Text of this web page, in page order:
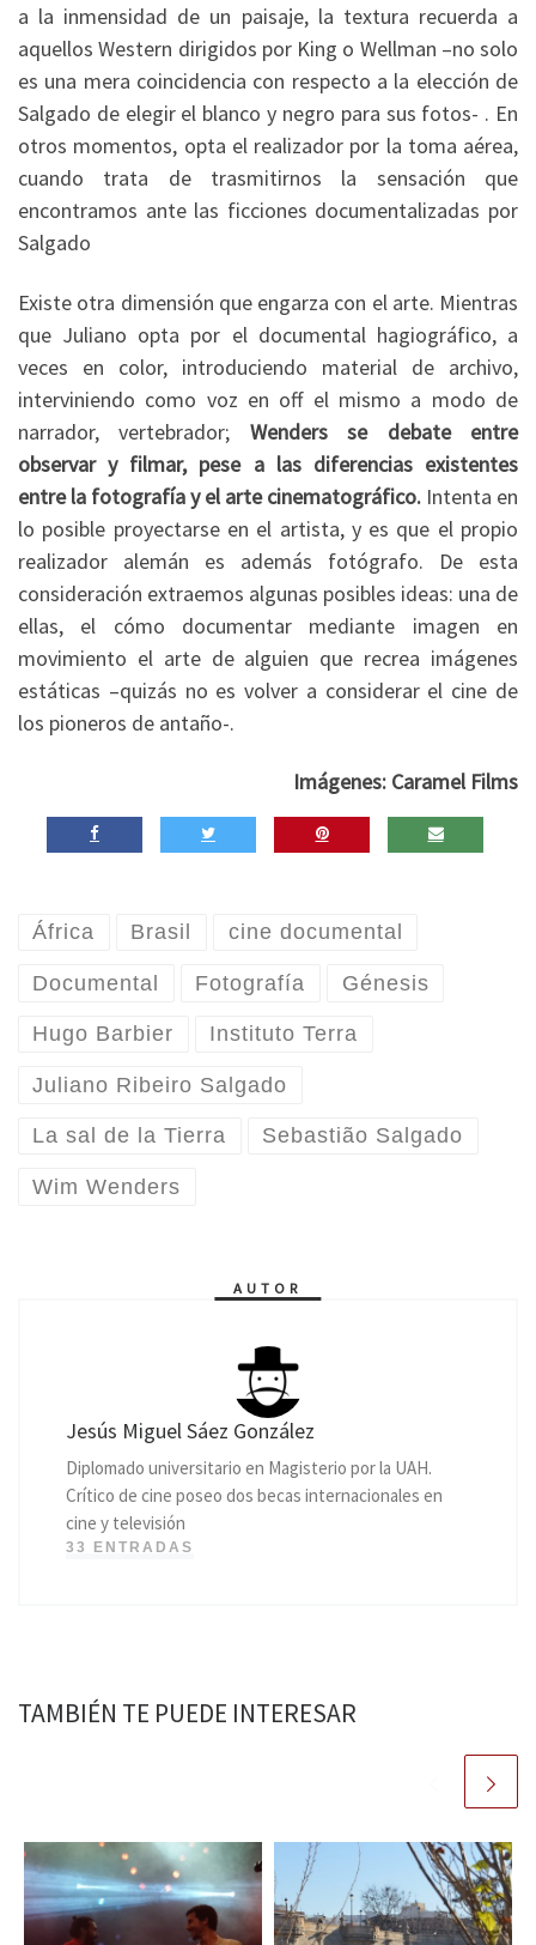
a la inmensidad de un paisaje, la textura recuerda a
aquellos Western dirigidos por King o Wellman –no solo
es una mera coincidencia con respecto a la elección de
Salgado de elegir el blanco y negro para sus fotos- . En
otros momentos, opta el realizador por la toma aérea,
cuando trata de trasmitirnos la sensación que
encontramos ante las ficciones documentalizadas por
Salgado
Existe otra dimensión que engarza con el arte. Mientras
que Juliano opta por el documental hagiográfico, a
veces en color, introduciendo material de archivo,
interviniendo como voz en off el mismo a modo de
narrador, vertebrador; Wenders se debate entre
observar y filmar, pese a las diferencias existentes
entre la fotografía y el arte cinematográfico. Intenta en
lo posible proyectarse en el artista, y es que el propio
realizador alemán es además fotógrafo. De esta
consideración extraemos algunas posibles ideas: una de
ellas, el cómo documentar mediante imagen en
movimiento el arte de alguien que recrea imágenes
estáticas –quizás no es volver a considerar el cine de
los pioneros de antaño-.
Imágenes: Caramel Films
África Brasil cine documental
Documental Fotografía Génesis
Hugo Barbier Instituto Terra
Juliano Ribeiro Salgado
La sal de la Tierra Sebastião Salgado
Wim Wenders
AUTOR
Jesús Miguel Sáez González
Diplomado universitario en Magisterio por la UAH.
Crítico de cine poseo dos becas internacionales en
cine y televisión
33 ENTRADAS
TAMBIÉN TE PUEDE INTERESAR